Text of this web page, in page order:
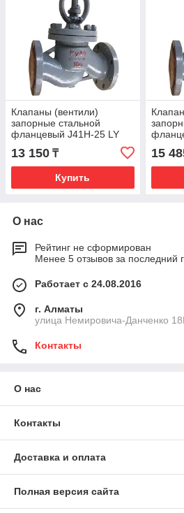
Клапаны (вентили)
запорные стальной
фланцевый J41H-25 LY
Ру-25 Ду-15
13 150 ₸
Купить
Ру-25
15
О нас
Рейтинг не сформирован
Менее 5 отзывов за последний
Работает с 24.08.2016
г. Алматы
улица Немировича-Данченко
Контакты
О нас
Контакты
Доставка и оплата
Полная версия сайта